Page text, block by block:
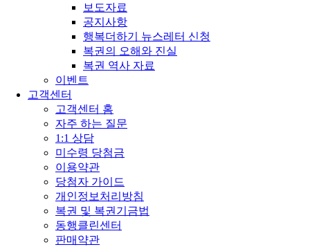
보도자료
공지사항
행복더하기 뉴스레터 신청
복권의 오해와 진실
복권 역사 자료
이벤트
고객센터
고객센터 홈
자주 하는 질문
1:1 상담
미수령 당첨금
이용약관
당첨자 가이드
개인정보처리방침
복권 및 복권기금법
동행클린센터
판매약관